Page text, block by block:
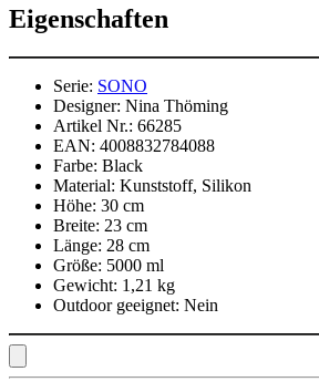
Eigenschaften
Serie: SONO
Designer: Nina Thöming
Artikel Nr.: 66285
EAN: 4008832784088
Farbe: Black
Material: Kunststoff, Silikon
Höhe: 30 cm
Breite: 23 cm
Länge: 28 cm
Größe: 5000 ml
Gewicht: 1,21 kg
Outdoor geeignet: Nein